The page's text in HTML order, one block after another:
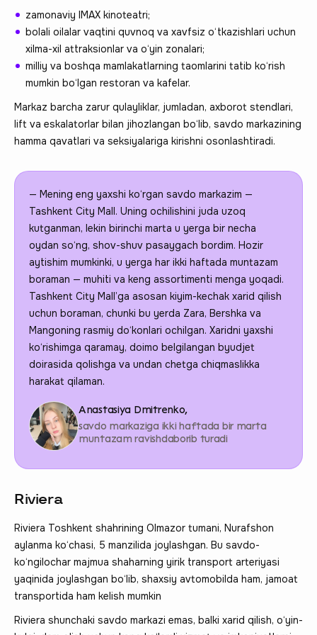
zamonaviy IMAX kinoteatri;
bolali oilalar vaqtini quvnoq va xavfsiz o‘tkazishlari uchun
xilma-xil attraksionlar va o‘yin zonalari;
milliy va boshqa mamlakatlarning taomlarini tatib ko‘rish
mumkin bo‘lgan restoran va kafelar.
Markaz barcha zarur qulayliklar, jumladan, axborot stendlari,
lift va eskalatorlar bilan jihozlangan bo‘lib, savdo markazining
hamma qavatlari va seksiyalariga kirishni osonlashtiradi.
— Mening eng yaxshi ko‘rgan savdo markazim —
Tashkent City Mall. Uning ochilishini juda uzoq
kutganman, lekin birinchi marta u yerga bir necha
oydan so‘ng, shov-shuv pasaygach bordim. Hozir
aytishim mumkinki, u yerga har ikki haftada muntazam
boraman — muhiti va keng assortimenti menga yoqadi.
Tashkent City Mall’ga asosan kiyim-kechak xarid qilish
uchun boraman, chunki bu yerda Zara, Bershka va
Mangoning rasmiy do‘konlari ochilgan. Xaridni yaxshi
ko‘rishimga qaramay, doimo belgilangan byudjet
doirasida qolishga va undan chetga chiqmaslikka
harakat qilaman.
Anastasiya Dmitrenko,
savdo markaziga ikki haftada bir marta
muntazam ravishdaborib turadi
Riviera
Riviera Toshkent shahrining Olmazor tumani, Nurafshon
aylanma ko‘chasi, 5 manzilida joylashgan. Bu savdo-
ko‘ngilochar majmua shaharning yirik transport arteriyasi
yaqinida joylashgan bo‘lib, shaxsiy avtomobilda ham, jamoat
transportida ham kelish mumkin
Riviera shunchaki savdo markazi emas, balki xarid qilish, o‘yin-